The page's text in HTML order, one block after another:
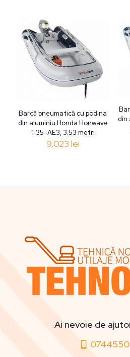
Barcă pneumatică cu podina
din aluminiu Honda Honwave
T35-AE3, 3.53 metri
9,023 lei
din
Ai nevoie de